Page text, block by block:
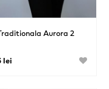
Aurora 2
lei